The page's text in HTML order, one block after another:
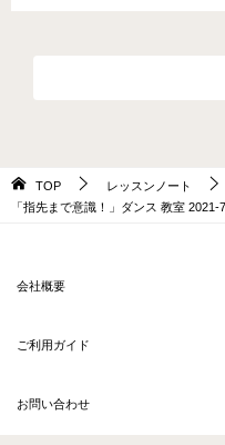
TOP レッスンノート
「指先まで意識！」ダンス 教室
会社概要
ご利用ガイド
お問い合わせ